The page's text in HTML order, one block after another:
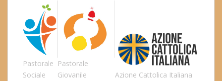
Pastorale
Sociale
Pastorale
Giovanile
Azione Cattolica Italiana